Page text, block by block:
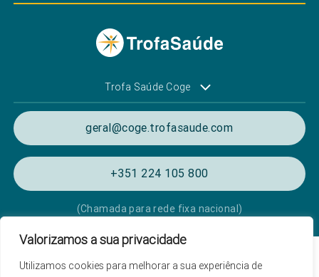
Valorizamos a sua privacidade
Utilizamos cookies para melhorar a sua experiência de
Trofa Saúde Coge
geral@coge.trofasaude.com
+351 224 105 800
(Chamada para rede fixa nacional)